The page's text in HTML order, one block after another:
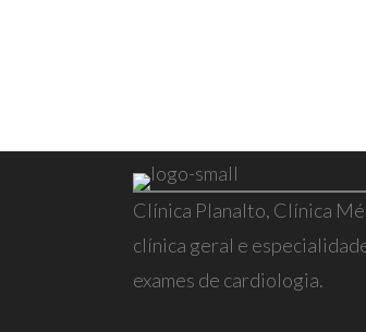
Clínica Planalto, Clínica
clínica geral e
exames de cardiologia.